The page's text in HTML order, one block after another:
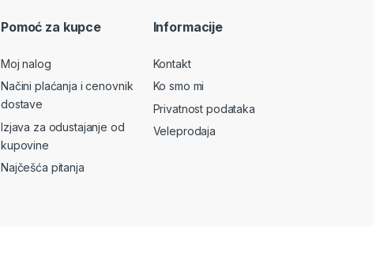
Pomoć za kupce
Moj nalog
Načini plaćanja i cenovnik
dostave
Izjava za odustajanje od
kupovine
Najčešća pitanja
Informacije
Kontakt
Ko smo mi
Privatnost podataka
Veleprodaja